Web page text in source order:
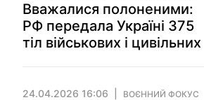
Вважалися полоненими:
РФ передала Україні 375
тіл військових і цивільних
24.04.2026 16:06 ВОЄННИЙ ФОКУС